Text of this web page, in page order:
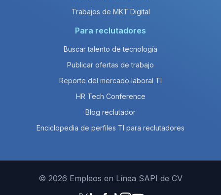
Trabajos de MKT Digital
Para reclutadores
Buscar talento de tecnología
Publicar ofertas de trabajo
Reporte del mercado laboral TI
HR Tech Conference
Blog reclutador
Enciclopedia de perfiles TI para reclutadores
© 2026 Empleos en Línea SAPI de CV